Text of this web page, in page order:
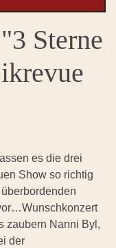
Sterne
es die drei
Show so richtig
zaubern Nanni Byl,
der